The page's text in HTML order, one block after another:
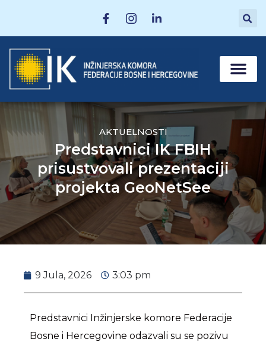
AKTUELNOSTI
Predstavnici IK FBIH
prisustvovali prezentaciji
projekta GeoNetSee
9 Jula, 2026 3:03 pm
Predstavnici Inžinjerske komore Federacije
Bosne i Hercegovine odazvali su se pozivu